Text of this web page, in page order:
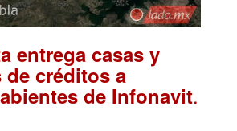
entrega casas y
créditos a
de Infonavit.